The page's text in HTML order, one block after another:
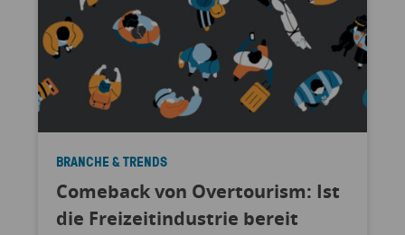
BRANCHE & TRENDS
Comeback von Overtourism: Ist
die Freizeitindustrie bereit